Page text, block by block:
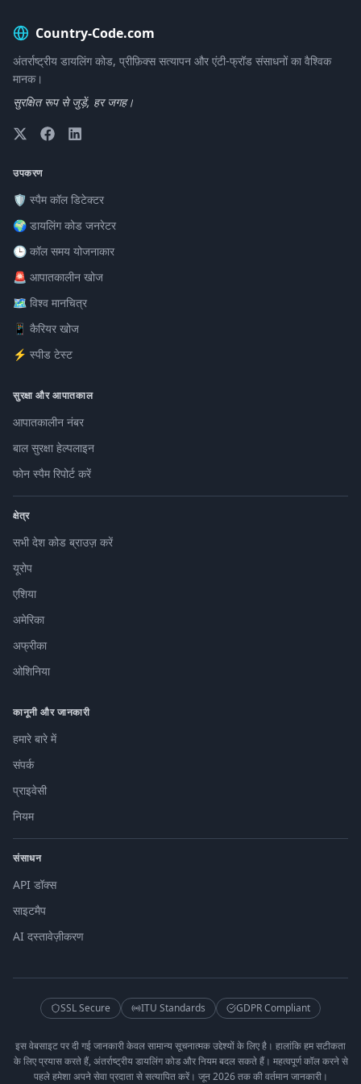
Country-Code.com
अंतर्राष्ट्रीय डायलिंग कोड, प्रीफ़िक्स सत्यापन और एंटी-फ्रॉड संसाधनों का वैश्विक
मानक।
सुरक्षित रूप से जुड़ें, हर जगह।
उपकरण
🛡️ स्पैम कॉल डिटेक्टर
🌍 डायलिंग कोड जनरेटर
🕒 कॉल समय योजनाकार
🚨 आपातकालीन खोज
🗺️ विश्व मानचित्र
📱 कैरियर खोज
⚡ स्पीड टेस्ट
सुरक्षा और आपातकाल
आपातकालीन नंबर
बाल सुरक्षा हेल्पलाइन
फोन स्पैम रिपोर्ट करें
क्षेत्र
सभी देश कोड ब्राउज़ करें
यूरोप
एशिया
अमेरिका
अफ्रीका
ओशिनिया
कानूनी और जानकारी
हमारे बारे में
संपर्क
प्राइवेसी
नियम
संसाधन
API डॉक्स
साइटमैप
AI दस्तावेज़ीकरण
SSL Secure ITU Standards GDPR Compliant
इस वेबसाइट पर दी गई जानकारी केवल सामान्य सूचनात्मक उद्देश्यों के लिए है। हालांकि हम सटीकता
के लिए प्रयास करते हैं, अंतर्राष्ट्रीय डायलिंग कोड और नियम बदल सकते हैं। महत्वपूर्ण कॉल करने से
पहले हमेशा अपने सेवा प्रदाता से सत्यापित करें। जून 2026 तक की वर्तमान जानकारी।